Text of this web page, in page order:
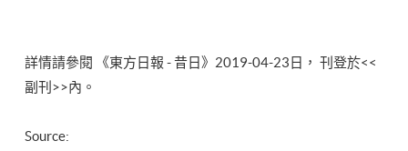
詳情請參閱 《東方日報 - 昔日 》2019-04-23日， 刊登於<<
副刊>>內。
Source: